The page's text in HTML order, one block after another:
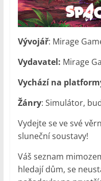
Vývojář: Mirage
Vydavatel: Mirage
Vychází na
Žánry: Simulátor,
Vydejte se ve své
sluneční soustavy!
Váš seznam
hledají dům, se